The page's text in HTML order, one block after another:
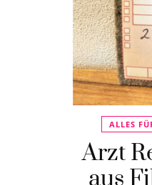
ALLES
Arzt